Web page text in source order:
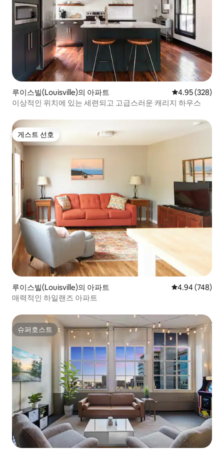
루이스빌(Louisville)의 아파트 평점 4.95점(5
4.95 (328)
이상적인 위치에 있는 세련되고 고급스러운 캐리지 하우스
게스트 선호
게스트 선호
루이스빌(Louisville)의 아파트 평점 4.94점(5
4.94 (748)
매력적인 하일랜즈 아파트
슈퍼호스트
슈퍼호스트